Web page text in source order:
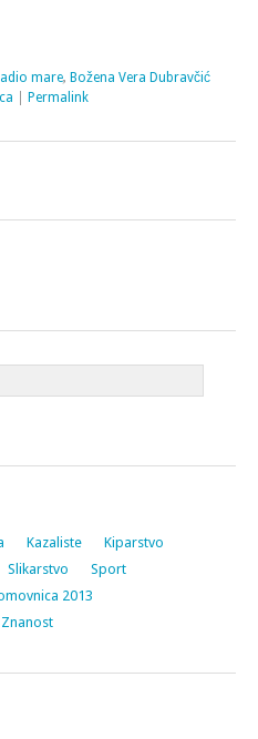
adio mare, Božena Vera Dubravčić
Permalink
Kazaliste
Kiparstvo
Slikarstvo
Sport
2013
Znanost